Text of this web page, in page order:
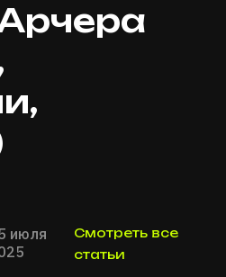
июля
Смотреть все
статьи